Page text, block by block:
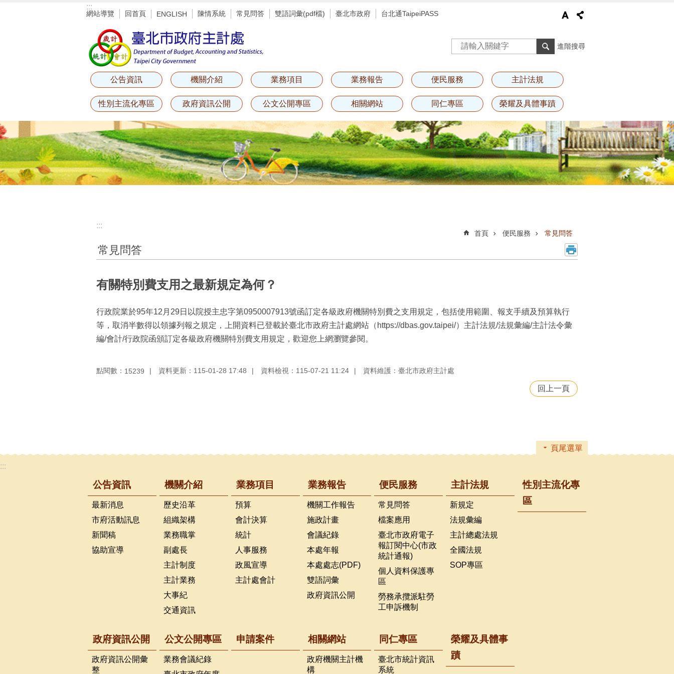
:::
網站導覽 回首頁 ENGLISH 陳情系統 常見問答 雙語詞彙(pdf檔) 臺北市政府 台北通TaipeiPASS
進階搜尋
公告資訊 機關介紹 業務項目 業務報告 便民服務 主計法規
性別主流化專區 政府資訊公開 公文公開專區 相關網站 同仁專區 榮耀及具體事蹟
:::
首頁 便民服務 常見問答
常見問答
有關特別費支用之最新規定為何？
行政院業於95年12月29日以院授主忠字第0950007913號函訂定各級政府機關特別費之支用規定，包括使用範圍、報支手續及預算執行
等，取消半數得以領據列報之規定，上開資料已登載於臺北市政府主計處網站（https://dbas.gov.taipei/）主計法規/法規彙編/主計法令彙
編/會計/行政院函頒訂定各級政府機關特別費支用規定，歡迎您上網瀏覽參閱。
點閱數： 15239 資料更新：115-01-28 17:48 資料檢視：115-07-21 11:24 資料維護：臺北市政府主計處
回上一頁
頁尾選單
:::
公告資訊
最新消息
市府活動訊息
新聞稿
協助宣導
機關介紹
歷史沿革
組織架構
業務職掌
副處長
主計制度
主計業務
大事紀
交通資訊
業務項目
預算
會計決算
統計
人事服務
政風宣導
主計處會計
業務報告
機關工作報告
施政計畫
會議紀錄
本處年報
本處處志(PDF)
雙語詞彙
政府資訊公開
便民服務
常見問答
檔案應用
臺北市政府電子
報訂閱中心(市政
統計通報)
個人資料保護專
區
勞務承攬派駐勞
工申訴機制
主計法規
新規定
法規彙編
主計總處法規
全國法規
SOP專區
性別主流化專
區
政府資訊公開
政府資訊公開彙
整
公文公開專區
業務會議紀錄
申請案件 相關網站
政府機關主計機
構
同仁專區
臺北市統計資訊
系統
榮耀及具體事
蹟